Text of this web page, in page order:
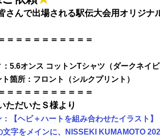
さんで出場される駅伝大会用 オリジナ
＝＝＝＝＝＝＝＝＝＝
5.6オンス コットンTシャツ（ダークネイビ
ト箇所：フロント（シルクプリント）
＝＝＝＝＝＝＝＝＝＝
ただいたＳ様より
【ヘビ＋ハートを組み合わせたイラスト】
文字をメインに、NISSEKI KUMAMOTO